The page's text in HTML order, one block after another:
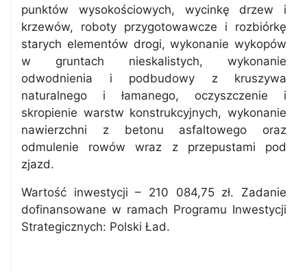
punktów wysokościowych, wycinkę drzew i
krzewów, roboty przygotowawcze i rozbiórkę
starych elementów drogi, wykonanie wykopów
w gruntach nieskalistych, wykonanie
odwodnienia i podbudowy z kruszywa
naturalnego i łamanego, oczyszczenie i
skropienie warstw konstrukcyjnych, wykonanie
nawierzchni z betonu asfaltowego oraz
odmulenie rowów wraz z przepustami pod
zjazd.
Wartość inwestycji – 210 084,75 zł. Zadanie
dofinansowane w ramach Programu Inwestycji
Strategicznych: Polski Ład.